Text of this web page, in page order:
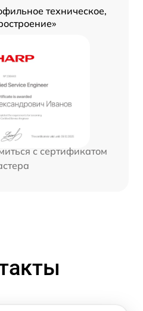
техническое,
с сертификатом